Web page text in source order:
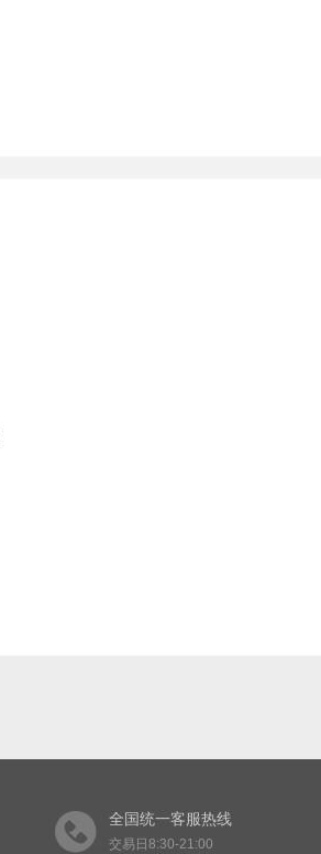
全国统一客服热线
交易日8:30-21:00